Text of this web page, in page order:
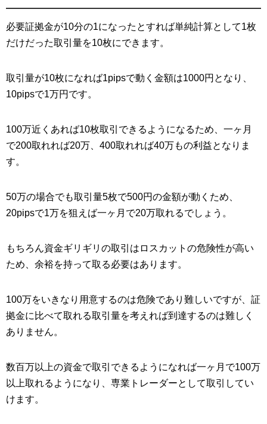
必要証拠金が10分の1になったとすれば単純計算として1枚
だけだった取引量を10枚にできます。
取引量が10枚になれば1pipsで動く金額は1000円となり、
10pipsで1万円です。
100万近くあれば10枚取引できるようになるため、一ヶ月
で200取れれば20万、400取れれば40万もの利益となりま
す。
50万の場合でも取引量5枚で500円の金額が動くため、
20pipsで1万を狙えば一ヶ月で20万取れるでしょう。
もちろん資金ギリギリの取引はロスカットの危険性が高い
ため、余裕を持って取る必要はあります。
100万をいきなり用意するのは危険であり難しいですが、証
拠金に比べて取れる取引量を考えれば到達するのは難しく
ありません。
数百万以上の資金で取引できるようになれば一ヶ月で100万
以上取れるようになり、専業トレーダーとして取引してい
けます。